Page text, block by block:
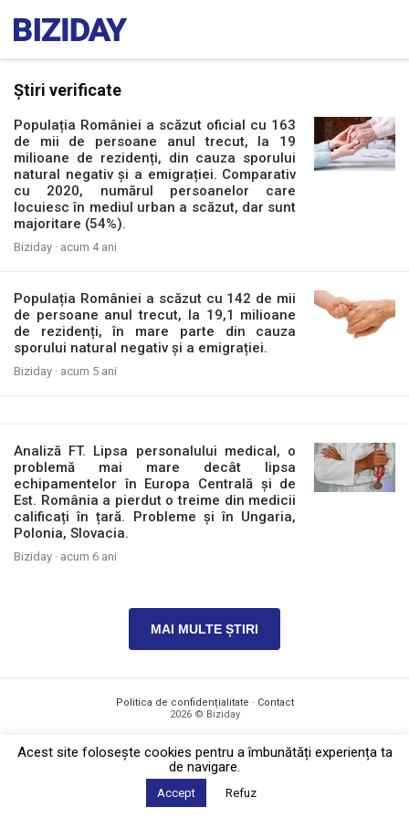
Știri verificate
Populația României a scăzut oficial cu 163
de mii de persoane anul trecut, la 19
milioane de rezidenți, din cauza sporului
natural negativ și a emigrației. Comparativ
cu 2020, numărul persoanelor care
locuiesc în mediul urban a scăzut, dar sunt
majoritare (54%).
Biziday · acum 4 ani
Populația României a scăzut cu 142 de mii
de persoane anul trecut, la 19,1 milioane
de rezidenți, în mare parte din cauza
sporului natural negativ și a emigrației.
Biziday · acum 5 ani
Analiză FT. Lipsa personalului medical, o
problemă mai mare decât lipsa
echipamentelor în Europa Centrală și de
Est. România a pierdut o treime din medicii
calificați în țară. Probleme și în Ungaria,
Polonia, Slovacia.
Biziday · acum 6 ani
MAI MULTE ȘTIRI
Politica de confidențialitate · Contact
2026 © Biziday
Acest site foloseşte cookies pentru a îmbunătăți experiența ta
de navigare.
Accept Refuz